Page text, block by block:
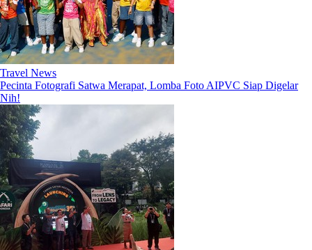
Travel News
Pecinta Fotografi Satwa Merapat, Lomba Foto AIPVC Siap Digelar
Nih!